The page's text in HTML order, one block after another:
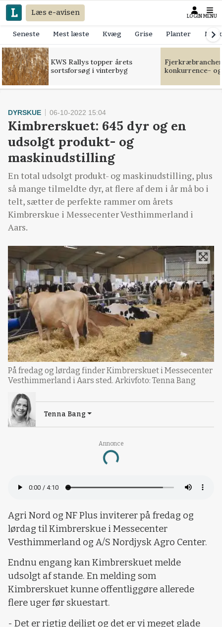
Læs e-avisen LOGIN MENU
Seneste Mest læste Kvæg Grise Planter
KWS Rallys topper årets
sortsforsøg i vinterbyg
konkurrence-
Annonce
Loading...
DYRSKUE 06-10-2022 15:04
Kimbrerskuet: 645 dyr og en
udsolgt produkt- og
maskinudstilling
En total udsolgt produkt- og maskinudstilling, plus
så mange tilmeldte dyr, at flere af dem i år må bo i
telt, sætter de perfekte rammer om årets
Kimbrerskue i Messecenter Vesthimmerland i
Aars.
På fredag og lørdag finder Kimbrerskuet i Messecenter
Vesthimmerland i Aars sted. Arkivfoto: Tenna Bang
Tenna Bang
Agri Nord og NF Plus inviterer på fredag og
lørdag til Kimbrerskue i Messecenter
Vesthimmerland og A/S Nordjysk Agro Center.
Endnu engang kan Kimbrerskuet melde
udsolgt af stande. En melding som
Kimbrerskuet kunne offentliggøre allerede
flere uger før skuestart.
- Det er rigtig dejligt og det er vi meget glade